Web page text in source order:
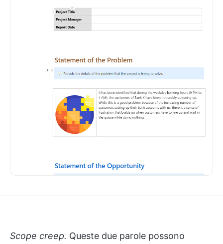
Scope creep. Queste due parole possono